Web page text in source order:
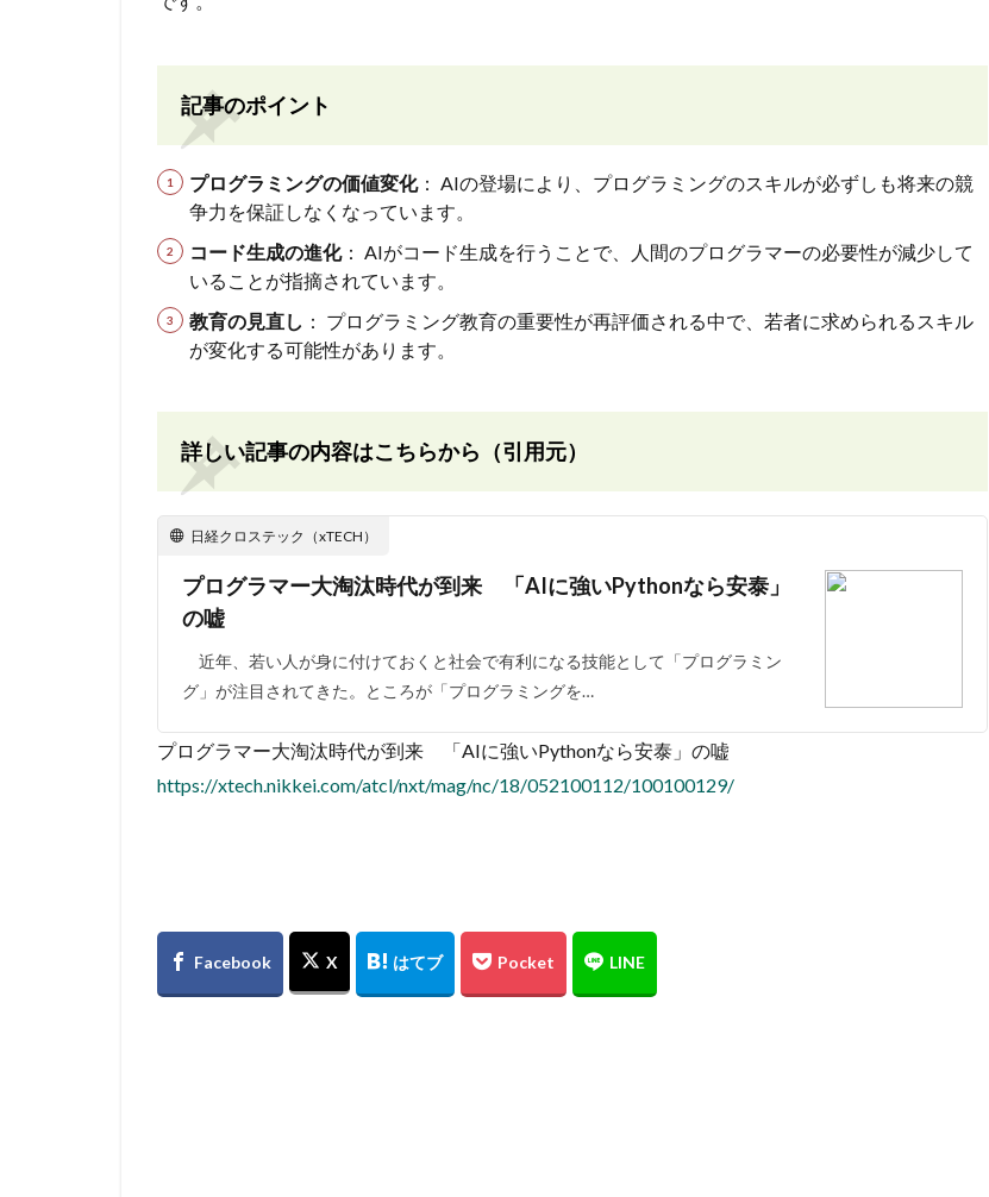
記事のポイント
プログラミングの価値変化： AIの登場により、プログラミングのスキルが必ずしも将来の競
争力を保証しなくなっています。
コード生成の進化： AIがコード生成を行うことで、人間のプログラマーの必要性が減少して
いることが指摘されています。
教育の見直し ： プログラミング教育の重要性が再評価される中で、若者に求められるスキル
が変化する可能性があります。
詳しい記事の内容はこちらから（引用元）
日経クロステック（xTECH）
プログラマー大淘汰時代が到来 「AIに強いPythonなら安泰」
の嘘
近年、若い人が身に付けておくと社会で有利になる技能として「プログラミン
グ」が注目されてきた。ところが「プログラミングを…
プログラマー大淘汰時代が到来 「AIに強いPythonなら安泰」の嘘
https://xtech.nikkei.com/atcl/nxt/mag/nc/18/052100112/100100129/